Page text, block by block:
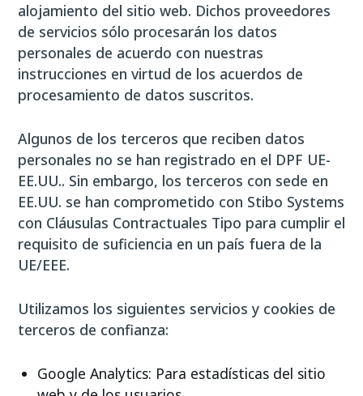
alojamiento del sitio web. Dichos proveedores
de servicios sólo procesarán los datos
personales de acuerdo con nuestras
instrucciones en virtud de los acuerdos de
procesamiento de datos suscritos.
Algunos de los terceros que reciben datos
personales no se han registrado en el DPF UE-
EE.UU.. Sin embargo, los terceros con sede en
EE.UU. se han comprometido con Stibo Systems
con Cláusulas Contractuales Tipo para cumplir el
requisito de suficiencia en un país fuera de la
UE/EEE.
Utilizamos los siguientes servicios y cookies de
terceros de confianza:
Google Analytics: Para estadísticas del sitio